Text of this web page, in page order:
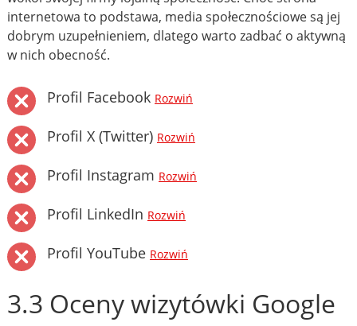
internetowa to podstawa, media społecznościowe są jej
dobrym uzupełnieniem, dlatego warto zadbać o aktywną
w nich obecność.
Profil Facebook Rozwiń
Profil X (Twitter) Rozwiń
Profil Instagram Rozwiń
Profil LinkedIn Rozwiń
Profil YouTube Rozwiń
3.3 Oceny wizytówki Google